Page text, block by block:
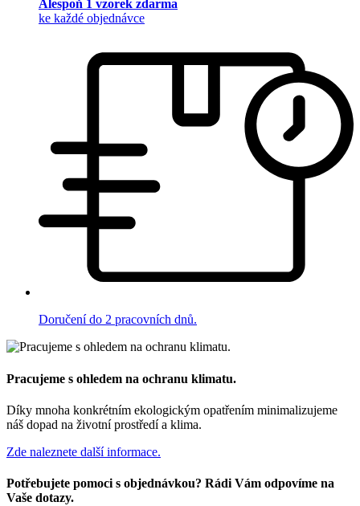
Alespoň 1 vzorek zdarma
ke každé objednávce
Doručení do 2 pracovních dnů.
Pracujeme s ohledem na ochranu klimatu.
Díky mnoha konkrétním ekologickým opatřením minimalizujeme
náš dopad na životní prostředí a klima.
Zde naleznete další informace.
Potřebujete pomoci s objednávkou? Rádi Vám odpovíme na
Vaše dotazy.